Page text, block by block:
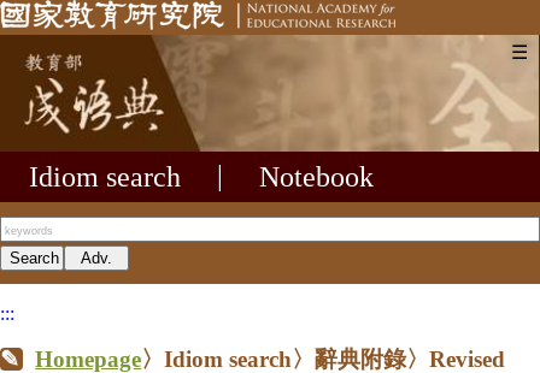
☰
Idiom search Notebook
:::
Homepage〉Idiom search〉辭典附錄〉Revised